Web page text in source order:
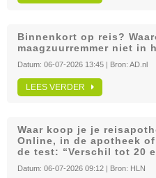
Binnenkort op reis?
maagzuurremmer niet in
Datum: 06-07-2026 13:45 | Bron: AD.nl
LEES VERDER
Waar koop je je
Online, in de apotheek
de test: “Verschil tot 20
Datum: 06-07-2026 09:12 | Bron: HLN